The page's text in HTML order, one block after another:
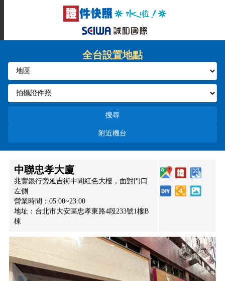
全台設置地點
搜尋
附近機台
中聯忠孝大廈
兆豐銀行旁延吉街中間紅色大樓，面對門口
左側
營業時間：05:00~23:00
地址：台北市大安區忠孝東路4段233號1樓B
棟